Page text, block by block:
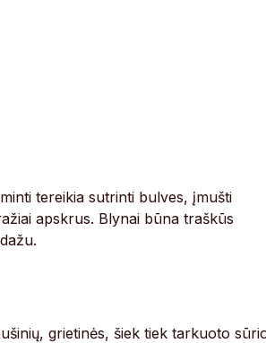
tereikia sutrinti bulves, įmušti
apskrus. Blynai būna traškūs
grietinės, šiek tiek tarkuoto